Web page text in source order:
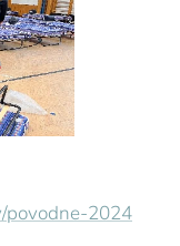
povodne-2024